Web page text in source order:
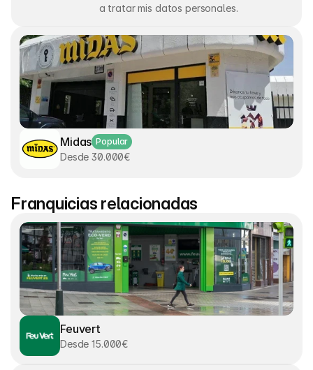
a tratar mis datos personales.
Midas Popular
Desde 30.000€
Franquicias relacionadas
Feuvert
Desde 15.000€